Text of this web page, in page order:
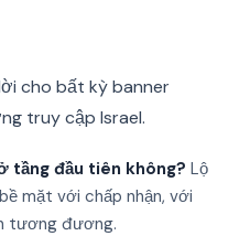
cho bất kỳ banner
truy cập Israel.
tầng đầu tiên không? Lộ
mặt với chấp nhận, với
tương đương.